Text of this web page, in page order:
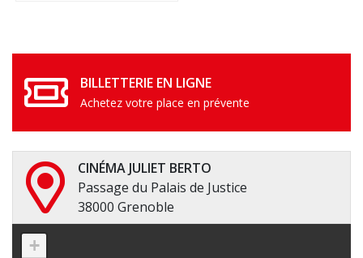
BILLETTERIE EN LIGNE
Achetez votre place en prévente
CINÉMA JULIET BERTO
Passage du Palais de Justice
38000 Grenoble
+